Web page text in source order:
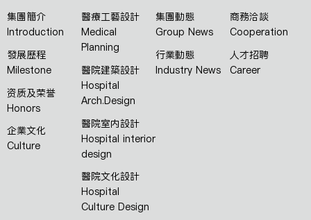
集團簡介
Introduction
發展歷程
Milestone
资质及荣誉
Honors
企業文化
Culture
醫療工藝設計
Medical
Planning
醫院建築設計
Hospital
Arch.Design
醫院室内設計
Hospital interior
design
醫院文化設計
Hospital
Culture Design
集團動態
Group News
行業動態
Industry News
商務洽談
Cooperation
人才招聘
Career